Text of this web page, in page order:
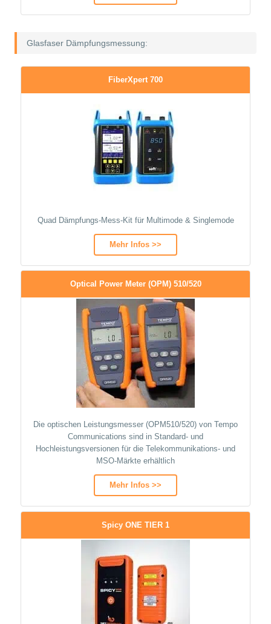
Glasfaser Dämpfungsmessung:
FiberXpert 700
Quad Dämpfungs-Mess-Kit für Multimode & Singlemode
Mehr Infos >>
Optical Power Meter (OPM) 510/520
Die optischen Leistungsmesser (OPM510/520) von Tempo
Communications sind in Standard- und
Hochleistungsversionen für die Telekommunikations- und
MSO-Märkte erhältlich
Mehr Infos >>
Spicy ONE TIER 1